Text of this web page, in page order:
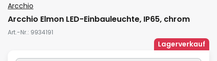
Anfang
der
Bildgalerie
Arcchio
Arcchio Elmon LED-Einbauleuchte, IP65, chrom
Art.-Nr. 9934191
Lagerverkauf